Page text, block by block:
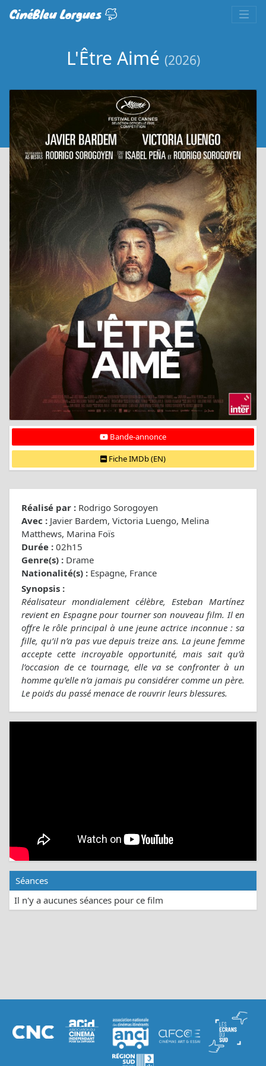
CinéBleu Lorgues
L'Être Aimé (2026)
Bande-annonce
Fiche IMDb (EN)
Réalisé par : Rodrigo Sorogoyen
Avec : Javier Bardem, Victoria Luengo, Melina
Matthews, Marina Foïs
Durée : 02h15
Genre(s) : Drame
Nationalité(s) : Espagne, France
Synopsis :
Réalisateur mondialement célèbre, Esteban Martínez
revient en Espagne pour tourner son nouveau film. Il en
offre le rôle principal à une jeune actrice inconnue : sa
fille, qu’il n’a pas vue depuis treize ans. La jeune femme
accepte cette incroyable opportunité, mais sait qu’à
l’occasion de ce tournage, elle va se confronter à un
homme qu’elle n’a jamais pu considérer comme un père.
Le poids du passé menace de rouvrir leurs blessures.
Séances
Il n'y a aucunes séances pour ce film